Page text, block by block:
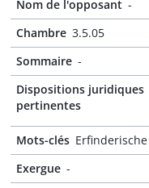
Nom de l'opposant -
Chambre 3.5.05
Sommaire -
Dispositions juridiques
pertinentes
Mots-clés
Exergue -